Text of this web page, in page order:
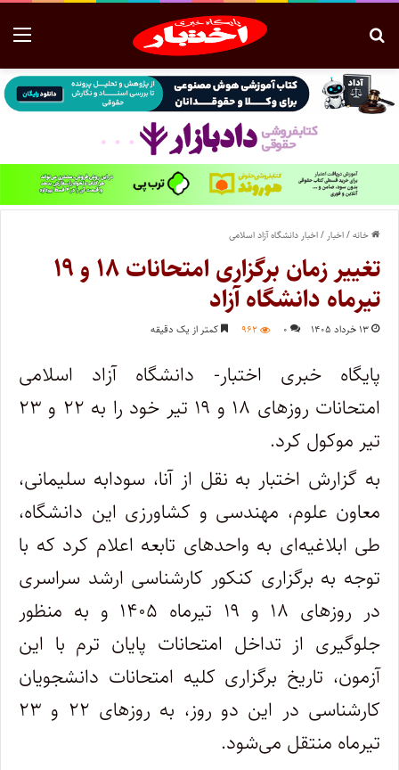
خانه/اخبار /اخبار دانشگاه آزاد اسلامی
تغییر زمان برگزاری امتحانات ۱۸ و ۱۹
تیرماه دانشگاه آزاد
۱۳ خرداد ۱۴۰۵ ۰ ۹۶۲ کمتر از یک دقیقه
پایگاه خبری اختبار- دانشگاه آزاد اسلامی
امتحانات روزهای ۱۸ و ۱۹ تیر خود را به ۲۲ و ۲۳
تیر موکول کرد.
به گزارش اختبار به نقل از آنا، سودابه سلیمانی،
معاون علوم، مهندسی و کشاورزی این دانشگاه،
طی ابلاغیه‌ای به واحد‌های تابعه اعلام کرد که با
توجه به برگزاری کنکور کارشناسی ارشد سراسری
در روز‌های ۱۸ و ۱۹ تیرماه ۱۴۰۵ و به منظور
جلوگیری از تداخل امتحانات پایان ترم با این
آزمون، تاریخ برگزاری کلیه امتحانات دانشجویان
کارشناسی در این دو روز، به روز‌های ۲۲ و ۲۳
تیرماه منتقل می‌شود.